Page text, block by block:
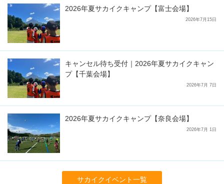
2026年夏サカイクキャンプ【富士会場】
2026年7月15日
キャンセル待ち受付｜2026年夏サカイクキャン
プ【千葉会場】
2026年7月 7日
2026年夏サカイクキャンプ【奈良会場】
2026年7月 1日
サカイクイベント一覧